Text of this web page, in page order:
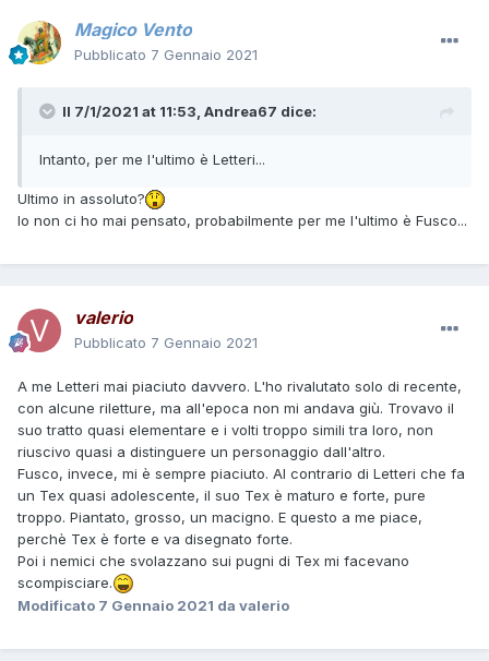
Magico Vento
Pubblicato 7 Gennaio 2021
Il 7/1/2021 at 11:53, Andrea67 dice:
Intanto, per me l'ultimo è Letteri...
Ultimo in assoluto?
Io non ci ho mai pensato, probabilmente per me l'ultimo è Fusco...
valerio
Pubblicato 7 Gennaio 2021
A me Letteri mai piaciuto davvero. L'ho rivalutato solo di recente,
con alcune riletture, ma all'epoca non mi andava giù. Trovavo il
suo tratto quasi elementare e i volti troppo simili tra loro, non
riuscivo quasi a distinguere un personaggio dall'altro.
Fusco, invece, mi è sempre piaciuto. Al contrario di Letteri che fa
un Tex quasi adolescente, il suo Tex è maturo e forte, pure
troppo. Piantato, grosso, un macigno. E questo a me piace,
perchè Tex è forte e va disegnato forte.
Poi i nemici che svolazzano sui pugni di Tex mi facevano
scompisciare.
Modificato 7 Gennaio 2021 da valerio